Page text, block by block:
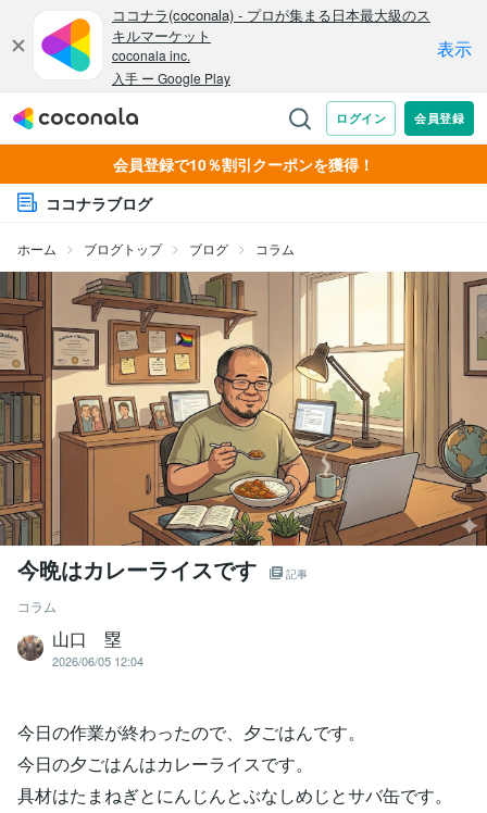
会員登録で10％割引クーポンを獲得！
ココナラブログ
ホーム ブログトップ ブログ コラム
今晩はカレーライスです 記事
コラム
山口 塁
2026/06/05 12:04
今日の作業が終わったので、夕ごはんです。
今日の夕ごはんはカレーライスです。
具材はたまねぎとにんじんとぶなしめじとサバ缶です。